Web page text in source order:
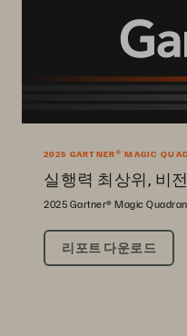
2025 GARTNER® MAGIC
실행력 최상위, 비
2025 Gartner® Magic
리포트 다운로드